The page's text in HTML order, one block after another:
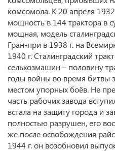
комсомола. К 20 апреля
мощность в 144 трактора в
мощная, модель
Гран-при в 1938 г. на
1940 г. Сталинградский
сельхозмашин – половину
годы войны во время битвы
местом упорных боёв. Не
часть рабочих завода
встала на защиту города и
полностью разрушен, его
же после освобождения
1944 г. он возобновил